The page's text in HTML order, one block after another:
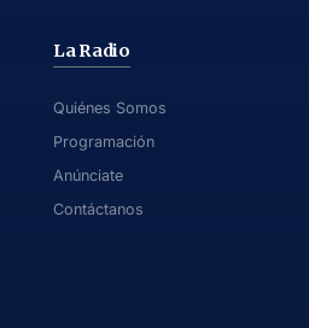
La Radio
Quiénes Somos
Programación
Anúnciate
Contáctanos